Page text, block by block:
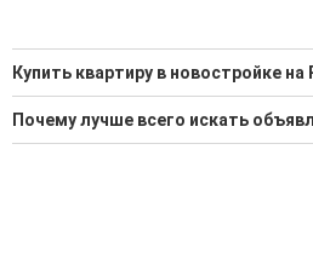
Купить квартиру в новостройке на
Ищите, как Купить квартиру в
Воспользуйтесь нашим поиском
Почему лучше всего искать